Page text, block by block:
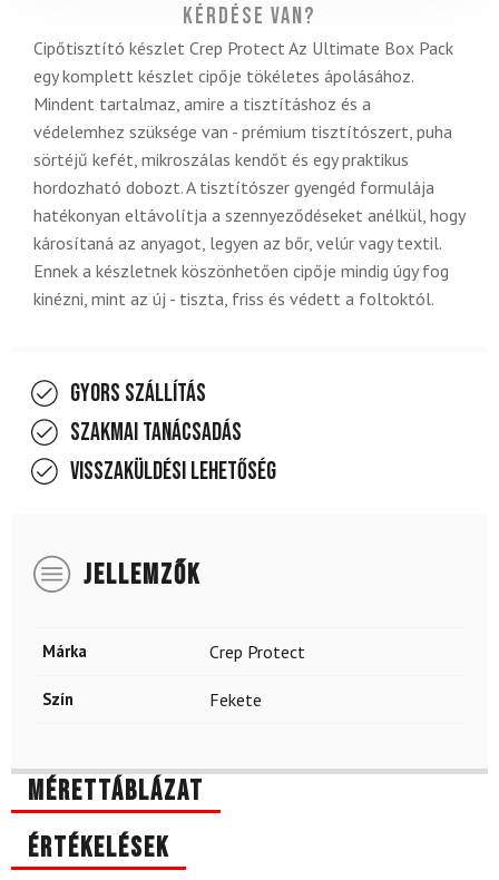
Kérdése van?
Cipőtisztító készlet Crep Protect Az Ultimate Box Pack
egy komplett készlet cipője tökéletes ápolásához.
Mindent tartalmaz, amire a tisztításhoz és a
védelemhez szüksége van - prémium tisztítószert, puha
sörtéjű kefét, mikroszálas kendőt és egy praktikus
hordozható dobozt. A tisztítószer gyengéd formulája
hatékonyan eltávolítja a szennyeződéseket anélkül, hogy
károsítaná az anyagot, legyen az bőr, velúr vagy textil.
Ennek a készletnek köszönhetően cipője mindig úgy fog
kinézni, mint az új - tiszta, friss és védett a foltoktól.
Gyors szállítás
Szakmai tanácsadás
Visszaküldési lehetőség
JELLEMZŐK
Márka Crep Protect
Szín Fekete
Mérettáblázat
Értékelések